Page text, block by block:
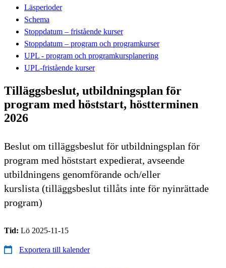
Läsperioder
Schema
Stoppdatum – fristående kurser
Stoppdatum – program och programkurser
UPL - program och programkursplanering
UPL-fristående kurser
Tilläggsbeslut, utbildningsplan för
program med höststart, höstterminen
2026
Beslut om tilläggsbeslut för utbildningsplan för
program med höststart expedierat, avseende
utbildningens genomförande och/eller
kurslista (tilläggsbeslut tillåts inte för nyinrättade
program)
Tid: Lö 2025-11-15
Exportera till kalender